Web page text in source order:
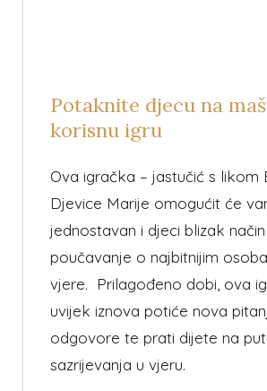
Potaknite djecu na
korisnu igru
Ova igračka – jastučić s likom
Djevice Marije omogućit će
jednostavan i djeci blizak
poučavanje o najbitnijim
vjere. Prilagođeno dobi, ova
uvijek iznova potiće nova
odgovore te prati dijete na
sazrijevanja u vjeru.